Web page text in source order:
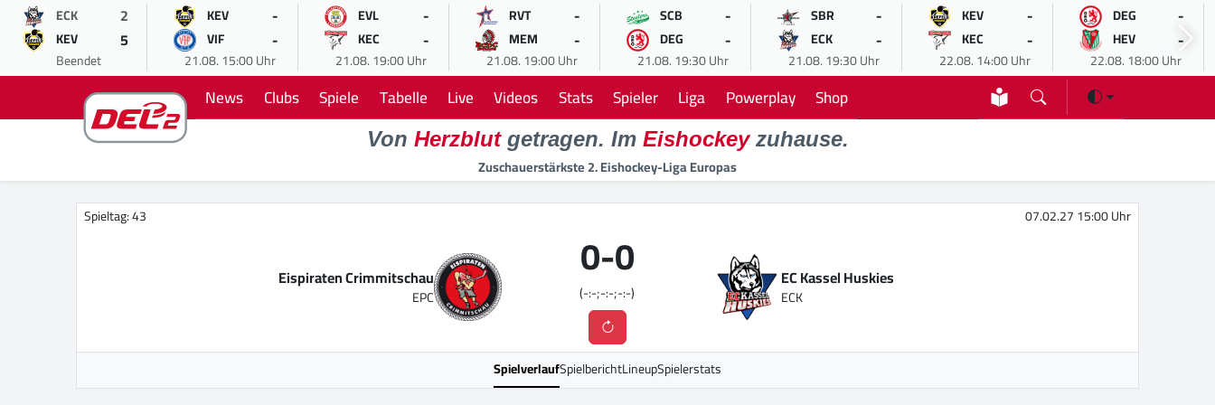
ECK 2
KEV 5
Beendet
KEV -
VIF -
21.08. 15:00 Uhr
EVL -
KEC -
21.08. 19:00 Uhr
RVT -
MEM -
21.08. 19:00 Uhr
SCB -
DEG -
21.08. 19:30 Uhr
SBR -
ECK -
21.08. 19:30 Uhr
KEV -
KEC -
22.08. 14:00 Uhr
DEG -
HEV -
22.08. 18:00 Uhr
News Clubs Spiele Tabelle Live Videos Stats Spieler Liga Powerplay Shop
Von Herzblutgetragen. Im Eishockeyzuhause.
Zuschauerstärkste 2. Eishockey-Liga Europas
Spieltag: 43 07.02.27 15:00 Uhr
Eispiraten Crimmitschau
EPC
0-0
(-:-;-:-;-:-)
EC Kassel Huskies
ECK
SpielverlaufSpielberichtLineupSpielerstats